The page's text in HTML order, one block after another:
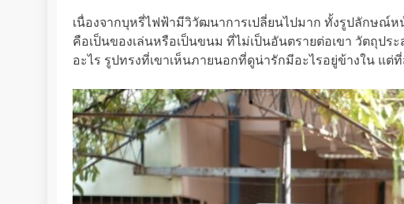
เนื่องจากบุหรี่ไฟฟ้ามีวิวัฒนาการเปลี่ยนไปมาก ทั้งรูปลักษณ์ห
คือเป็นของเล่นหรือเป็นขนม ที่ไม่เป็นอันตรายต่อเขา วัตถุปร
อะไร รูปทรงที่เขาเห็นภายนอกที่ดูน่ารักมีอะไรอยู่ข้างใน แ